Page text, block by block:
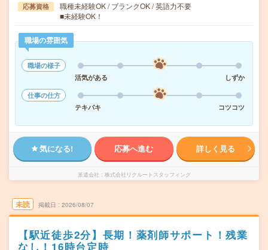
応募資格
職種未経験OK / ブランクOK / 英語力不要
■未経験OK！
職場の雰囲気
職場の様子
活気がある
しずか
仕事の仕方
テキパキ
コツコツ
気になる! 応募へ進む 詳しく見る
派遣会社 株式会社リクルートスタッフィング
未読 掲載日 2026/08/07
【駅近徒歩2分】長期！薬剤師サポート！残業
なし！16時台定時